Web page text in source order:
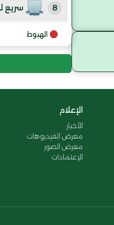
8 سريع
9 الهبوط
الإعلام
الأخبار
معرض الفيديوهات
معرض الصور
الإعتمادات